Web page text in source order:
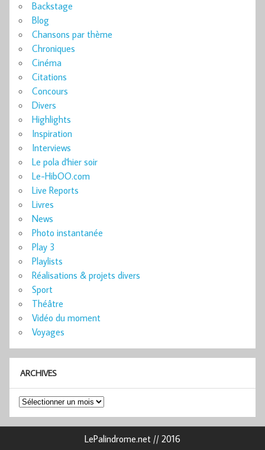
Backstage
Blog
Chansons par thème
Chroniques
Cinéma
Citations
Concours
Divers
Highlights
Inspiration
Interviews
Le pola d'hier soir
Le-HibOO.com
Live Reports
Livres
News
Photo instantanée
Play 3
Playlists
Réalisations & projets divers
Sport
Théâtre
Vidéo du moment
Voyages
ARCHIVES
Archives
LePalindrome.net // 2016